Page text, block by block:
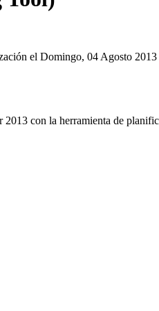
el Domingo, 04 Agosto 2013
con la herramienta de